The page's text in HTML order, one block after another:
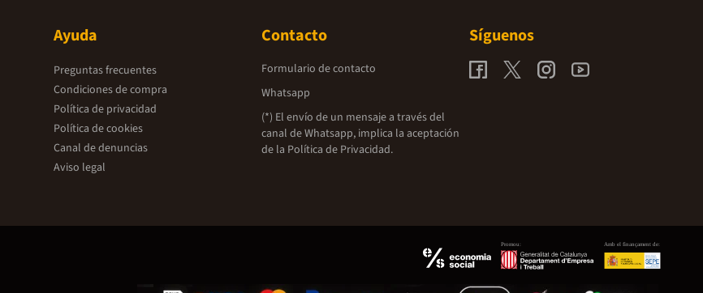
Ayuda
Preguntas frecuentes
Condiciones de compra
Política de privacidad
Política de cookies
Canal de denuncias
Aviso legal
Contacto
Formulario de contacto
Whatsapp
(*) El envío de un mensaje a través del
canal de Whatsapp, implica la aceptación
de la Política de Privacidad.
Síguenos
Promou: Amb el finançament de: